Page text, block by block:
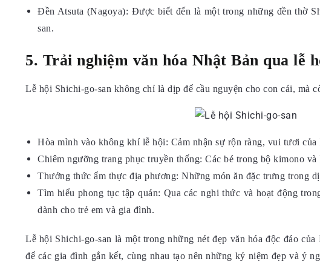
Đền Atsuta (Nagoya): Được biết đến là một trong những đền thờ
san.
5. Trải nghiệm văn hóa Nhật Bản qua lễ
Lễ hội Shichi-go-san không chỉ là dịp để cầu nguyện cho con cái, mà
Hòa mình vào không khí lễ hội: Cảm nhận sự rộn ràng, vui tươi
Chiêm ngưỡng trang phục truyền thống: Các bé trong bộ kimono
Thưởng thức ẩm thực địa phương: Những món ăn đặc trưng trong
Tìm hiểu phong tục tập quán: Qua các nghi thức và hoạt động
dành cho trẻ em và gia đình.
Lễ hội Shichi-go-san là một trong những nét đẹp văn hóa độc đáo
để các gia đình gắn kết, cùng nhau tạo nên những kỷ niệm đẹp và ý